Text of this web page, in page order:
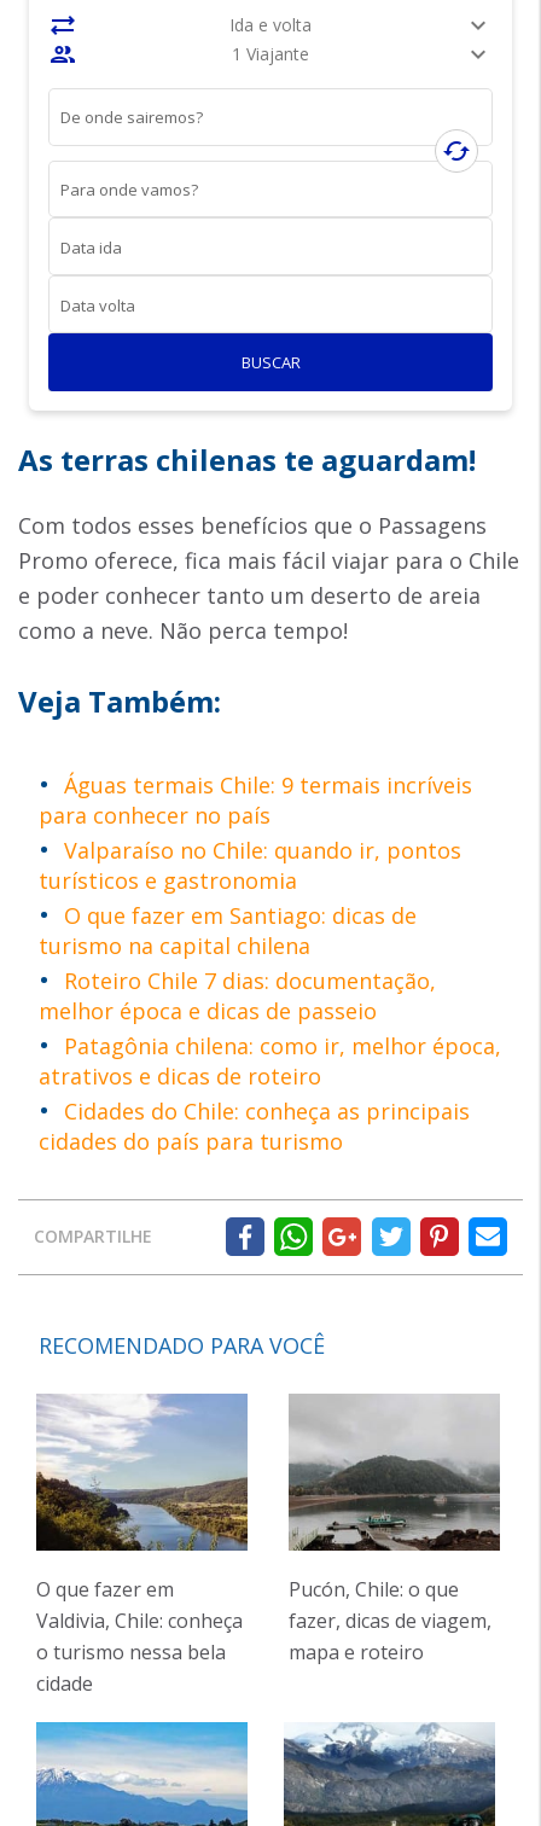
sync_alt Ida e volta
expand_more
people
1 Viajante expand_more
De onde sairemos?
cached
Para onde vamos?
Data ida
Data volta
BUSCAR
As terras chilenas te aguardam!
Com todos esses benefícios que o Passagens
Promo oferece, fica mais fácil viajar para o Chile
e poder conhecer tanto um deserto de areia
como a neve. Não perca tempo!
Veja Também:
Águas termais Chile: 9 termais incríveis
para conhecer no país
Valparaíso no Chile: quando ir, pontos
turísticos e gastronomia
O que fazer em Santiago: dicas de
turismo na capital chilena
Roteiro Chile 7 dias: documentação,
melhor época e dicas de passeio
Patagônia chilena: como ir, melhor época,
atrativos e dicas de roteiro
Cidades do Chile: conheça as principais
cidades do país para turismo
COMPARTILHE
RECOMENDADO PARA VOCÊ
O que fazer em
Valdivia, Chile: conheça
o turismo nessa bela
cidade
Pucón, Chile: o que
fazer, dicas de viagem,
mapa e roteiro